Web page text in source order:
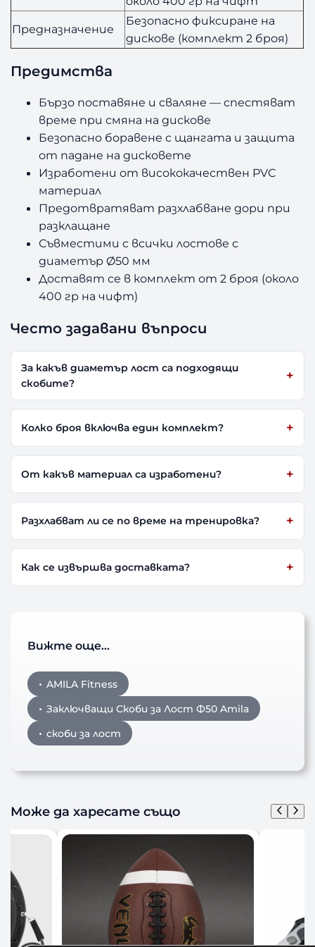
Предназначение
Безопасно фиксиране на
дискове (комплект 2 броя)
Предимства
Бързо поставяне и сваляне — спестяват
време при смяна на дискове
Безопасно боравене с щангата и защита
от падане на дисковете
Изработени от висококачествен PVC
материал
Предотвратяват разхлабване дори при
разклащане
Съвместими с всички лостове с
диаметър Ø50 мм
Доставят се в комплект от 2 броя (около
400 гр на чифт)
Често задавани въпроси
За какъв диаметър лост са подходящи
скобите?
Колко броя включва един комплект?
От какъв материал са изработени?
Разхлабват ли се по време на тренировка?
Как се извършва доставката?
Вижте още…
AMILA Fitness
Заключващи Скоби за Лост Ф50 Amila
скоби за лост
Може да харесате също